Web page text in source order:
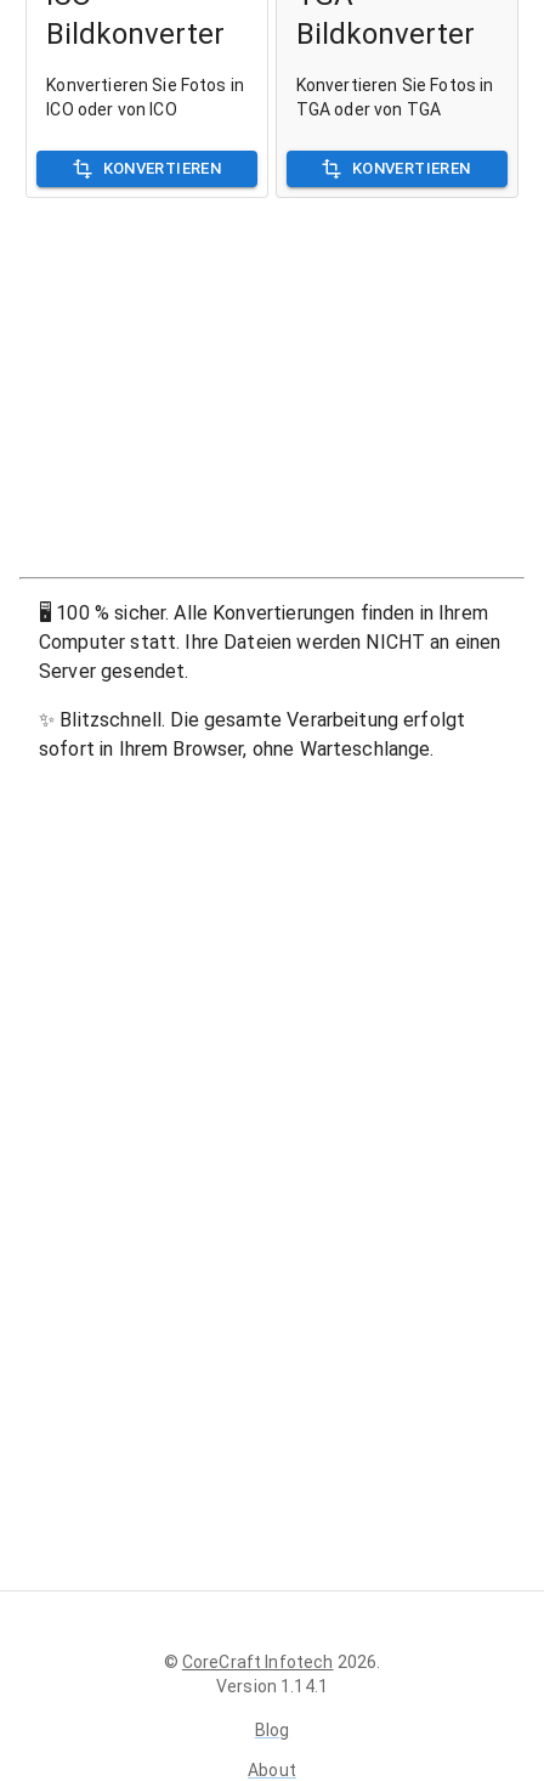
Bildkonverter
Konvertieren Sie Fotos in
ICO oder von ICO
KONVERTIEREN
Bildkonverter
Konvertieren Sie Fotos in
TGA oder von TGA
KONVERTIEREN
🖥 100 % sicher. Alle Konvertierungen finden in Ihrem
Computer statt. Ihre Dateien werden NICHT an einen
Server gesendet.
✨ Blitzschnell. Die gesamte Verarbeitung erfolgt
sofort in Ihrem Browser, ohne Warteschlange.
© CoreCraft Infotech 2026
Version 1.14.1
Blog
About